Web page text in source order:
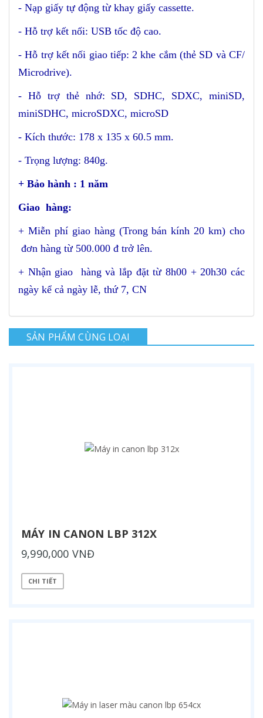
- Nạp giấy tự động từ khay giấy cassette.
- Hỗ trợ kết nối: USB tốc độ cao.
- Hỗ trợ kết nối giao tiếp: 2 khe cắm (thẻ SD và CF/
Microdrive).
- Hỗ trợ thẻ nhớ: SD, SDHC, SDXC, miniSD,
miniSDHC, microSDXC, microSD
- Kích thước: 178 x 135 x 60.5 mm.
- Trọng lượng: 840g.
+ Bảo hành : 1 năm
Giao hàng:
+ Miễn phí giao hàng (Trong bán kính 20 km) cho
đơn hàng từ 500.000 đ trở lên.
+ Nhận giao hàng và lắp đặt từ 8h00 + 20h30 các
ngày kể cả ngày lễ, thứ 7, CN
SẢN PHẨM CÙNG LOẠI
MÁY IN CANON LBP 312X
9,990,000 VNĐ
CHI TIẾT